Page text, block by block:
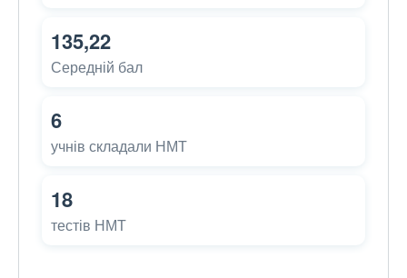
135,22
Середній бал
6
учнів складали НМТ
18
тестів НМТ